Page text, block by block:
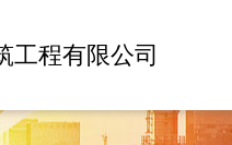
工程有限公司